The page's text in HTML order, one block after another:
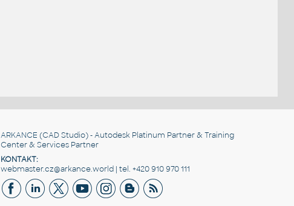
ARKANCE (CAD Studio) - Autodesk Platinum Partner & Training
Center & Services Partner
KONTAKT:
webmaster.cz@arkance.world | tel. +420 910 970 111